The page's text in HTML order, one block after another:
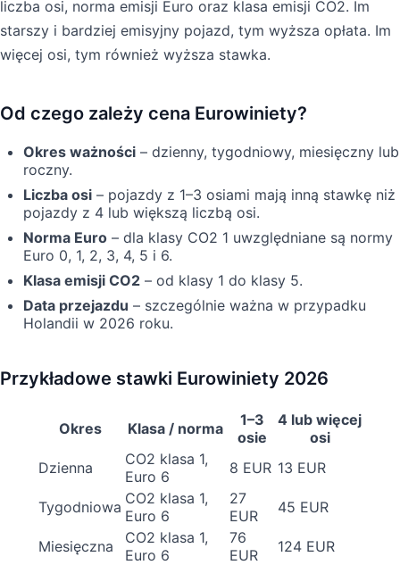
liczba osi, norma emisji Euro oraz klasa emisji CO2. Im
starszy i bardziej emisyjny pojazd, tym wyższa opłata. Im
więcej osi, tym również wyższa stawka.
Od czego zależy cena Eurowiniety?
Okres ważności – dzienny, tygodniowy, miesięczny lub
roczny.
Liczba osi – pojazdy z 1–3 osiami mają inną stawkę niż
pojazdy z 4 lub większą liczbą osi.
Norma Euro – dla klasy CO2 1 uwzględniane są normy
Euro 0, 1, 2, 3, 4, 5 i 6.
Klasa emisji CO2 – od klasy 1 do klasy 5.
Data przejazdu – szczególnie ważna w przypadku
Holandii w 2026 roku.
Przykładowe stawki Eurowiniety 2026
Okres Klasa / norma
1–3
osie
4 lub więcej
osi
Dzienna
CO2 klasa 1,
Euro 6
8 EUR 13 EUR
Tygodniowa CO2 klasa 1,
Euro 6
27
EUR
45 EUR
Miesięczna
CO2 klasa 1,
Euro 6
76
EUR
124 EUR